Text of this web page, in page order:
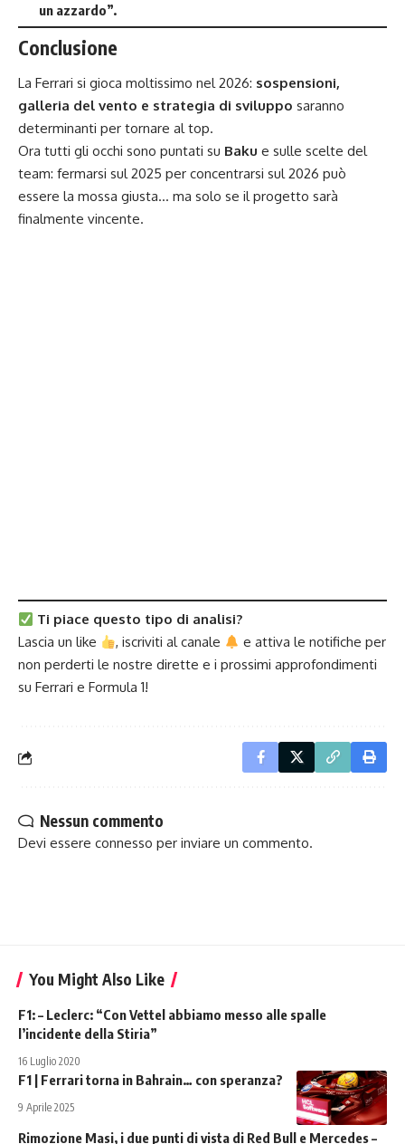
un azzardo”.
Conclusione
La Ferrari si gioca moltissimo nel 2026: sospensioni,
galleria del vento e strategia di sviluppo saranno
determinanti per tornare al top.
Ora tutti gli occhi sono puntati su Baku e sulle scelte del
team: fermarsi sul 2025 per concentrarsi sul 2026 può
essere la mossa giusta… ma solo se il progetto sarà
finalmente vincente.
Ti piace questo tipo di analisi?
Lascia un like
,iscriviti al canale
e attiva le notifiche per
non perderti le nostre dirette e i prossimi approfondimenti
su Ferrari e Formula 1!
Nessun commento
Devi essere connesso per inviare un commento.
You Might Also Like
F1: – Leclerc: “Con Vettel abbiamo messo alle spalle
l’incidente della Stiria”
16 Luglio 2020
F1 | Ferrari torna in Bahrain… con speranza?
9 Aprile 2025
Rimozione Masi, i due punti di vista di Red Bull e Mercedes –